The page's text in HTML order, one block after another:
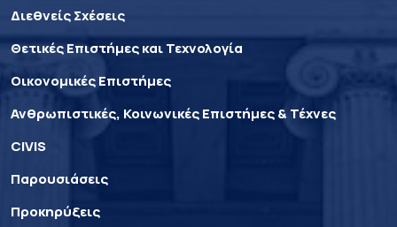
Διεθνείς Σχέσεις
Θετικές Επιστήμες και Τεχνολογία
Οικονομικές Επιστήμες
Ανθρωπιστικές, Κοινωνικές Επιστήμες & Τέχνες
CIVIS
Παρουσιάσεις
Προκηρύξεις